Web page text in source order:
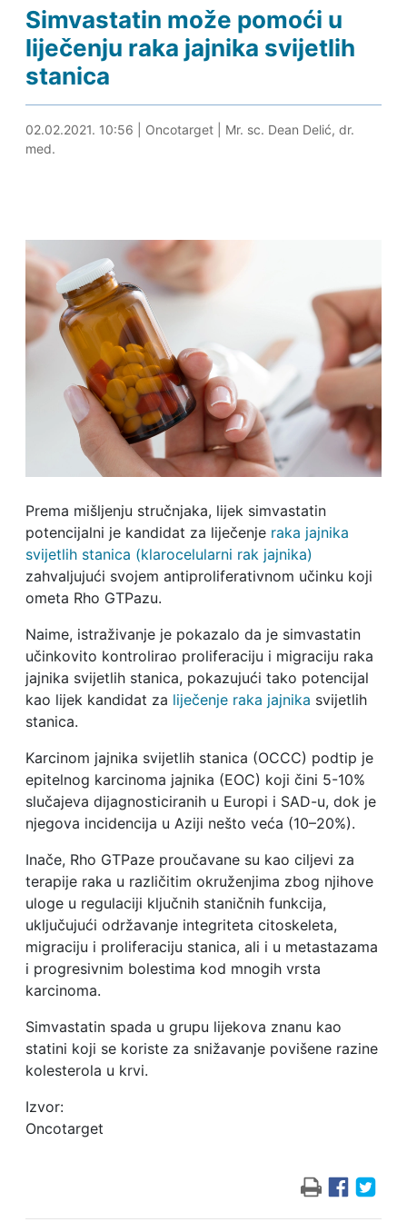
Simvastatin može pomoći u
liječenju raka jajnika svijetlih
stanica
02.02.2021. 11:31
02.02.2021. 10:56 Oncotarget| Mr. sc. Dean Delić, dr.
med.
Prema mišljenju stručnjaka, lijek simvastatin
potencijalni je kandidat za liječenje raka jajnika
svijetlih stanica (klarocelularni rak jajnika)
zahvaljujući svojem antiproliferativnom učinku koji
ometa Rho GTPazu.
Naime, istraživanje je pokazalo da je simvastatin
učinkovito kontrolirao proliferaciju i migraciju raka
jajnika svijetlih stanica, pokazujući tako potencijal
kao lijek kandidat za liječenje raka jajnika svijetlih
stanica.
Karcinom jajnika svijetlih stanica (OCCC) podtip je
epitelnog karcinoma jajnika (EOC) koji čini 5-10%
slučajeva dijagnosticiranih u Europi i SAD-u, dok je
njegova incidencija u Aziji nešto veća (10–20%).
Inače, Rho GTPaze proučavane su kao ciljevi za
terapije raka u različitim okruženjima zbog njihove
uloge u regulaciji ključnih staničnih funkcija,
uključujući održavanje integriteta citoskeleta,
migraciju i proliferaciju stanica, ali i u metastazama
i progresivnim bolestima kod mnogih vrsta
karcinoma.
Simvastatin spada u grupu lijekova znanu kao
statini koji se koriste za snižavanje povišene razine
kolesterola u krvi.
Izvor:
Oncotarget